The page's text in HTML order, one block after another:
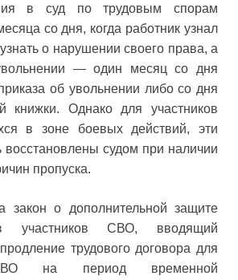
в суд по трудовым спорам
со дня, когда работник узнал
о нарушении своего права, а
— один месяц со дня
об увольнении либо со дня
книжки. Однако для участников
в зоне боевых действий, эти
восстановлены судом при наличии
пропуска.
закон о дополнительной защите
участников СВО, вводящий
трудового договора для
на период временной